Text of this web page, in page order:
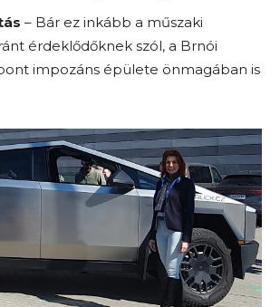
– Bár ez inkább a műszaki
érdeklődőknek szól, a Brnói
impozáns épülete önmagában is